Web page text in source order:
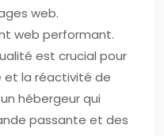
web.
web performant.
est crucial pour
et la réactivité de
hébergeur qui
passante et des